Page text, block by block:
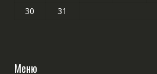
30
31
Меню